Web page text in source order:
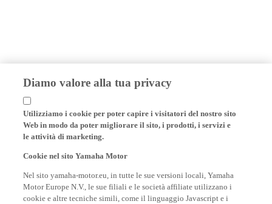
Diamo valore alla tua privacy
Utilizziamo i cookie per poter capire i visitatori del nostro sito
Web in modo da poter migliorare il sito, i prodotti, i servizi e
le attività di marketing.
Cookie nel sito Yamaha Motor
Nel sito yamaha-motor.eu, in tutte le sue versioni locali, Yamaha
Motor Europe N.V., le sue filiali e le società affiliate utilizzano i
cookie e altre tecniche simili, come il linguaggio Javascript e i